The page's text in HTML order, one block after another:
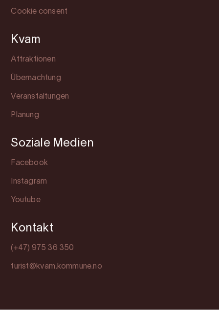
Cookie consent
Kvam
Attraktionen
Übernachtung
Veranstaltungen
Planung
Soziale Medien
Facebook
Instagram
Youtube
Kontakt
(+47) 975 36 350
turist@kvam.kommune.no